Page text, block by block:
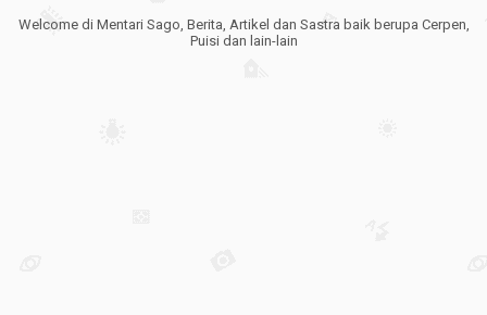
Welcome di Mentari Sago, Berita, Artikel dan Sastra baik berupa Cerpen,
Puisi dan lain-lain